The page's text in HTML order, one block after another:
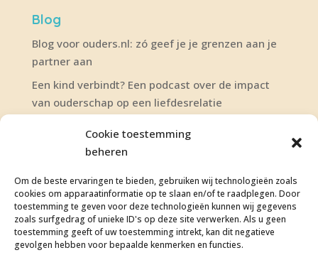
Cookie toestemming
beheren
Om de beste ervaringen te bieden, gebruiken wij technologieën zoals
cookies om apparaatinformatie op te slaan en/of te raadplegen. Door
toestemming te geven voor deze technologieën kunnen wij gegevens
zoals surfgedrag of unieke ID's op deze site verwerken. Als u geen
toestemming geeft of uw toestemming intrekt, kan dit negatieve
gevolgen hebben voor bepaalde kenmerken en functies.
Blog
Blog voor ouders.nl: zó geef je je grenzen aan je
partner aan
Een kind verbindt? Een podcast over de impact
van ouderschap op een liefdesrelatie
Juridisch
Privacybeleid
Maak een afspraak
Contactformulier